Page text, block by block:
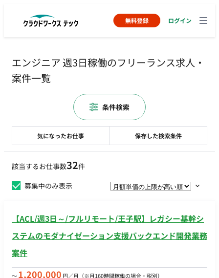
無料登録 ログイン
エンジニア 週3日稼働のフリーランス求人・
案件一覧
該当するお仕事数32件
募集中のみ表示
【ACL/週3日～/フルリモート/王子駅】レガシー基幹シ
ステムのモダナイゼーション支援バックエンド開発業務
案件
〜1,200,000 円／月 （※月160時間稼働の場合・税別）
気になったお仕事 保存した検索条件
条件検索